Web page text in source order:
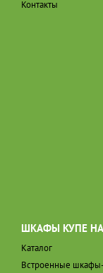
Контакты
ШКАФЫ КУПЕ
Каталог
Встроенные